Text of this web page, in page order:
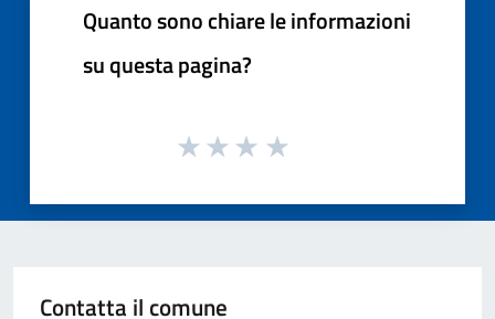
Quanto sono chiare le informazioni
su questa pagina?
Contatta il comune